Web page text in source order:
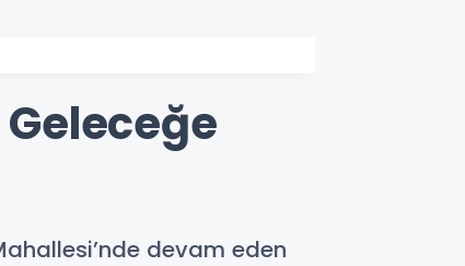
devam eden